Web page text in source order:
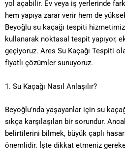
yol açabilir. Ev veya iş yerlerinde fark
hem yapıya zarar verir hem de
Beyoğlu su kaçağı tespiti
kullanarak noktasal tespit yapıyor,
geçiyoruz. Ares Su Kaçağı Tespiti
fiyatlı çözümler sunuyoruz.
1. Su Kaçağı Nasıl Anlaşılır?
Beyoğlu’nda yaşayanlar için su
sıkça karşılaşılan bir sorundur.
belirtilerini bilmek, büyük çaplı
önemlidir. İşte dikkat etmeniz